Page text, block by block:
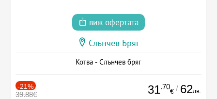
виж офертата
Слънчев Бряг
Котва - Слънчев бряг
-21%
39.88€ 31.70
€ / 62лв.